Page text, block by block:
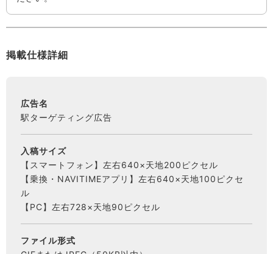
掲載仕様詳細
広告名
駅ターゲティング広告
入稿サイズ
【スマートフォン】左右640×天地200ピクセル
【乗換・NAVITIMEアプリ】左右640×天地100ピクセ
ル
【PC】左右728×天地90ピクセル
ファイル形式